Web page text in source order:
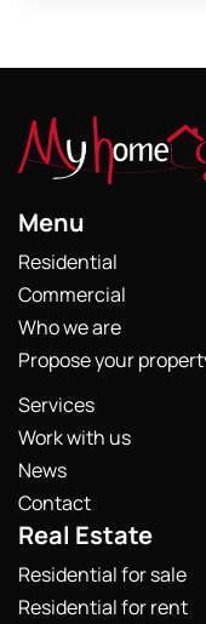
Menu
Residential
Commercial
Who we are
Propose your
Services
Work with us
News
Contact
Real Estate
Residential for sale
Residential for rent